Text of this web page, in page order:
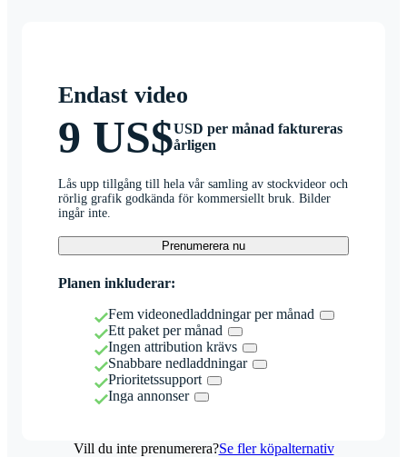
Endast video
9 US$USD per månad faktureras
årligen
Lås upp tillgång till hela vår samling av stockvideor och
rörlig grafik godkända för kommersiellt bruk. Bilder
ingår inte.
Prenumerera nu
Planen inkluderar:
Fem videonedladdningar per månad
Ett paket per månad
Ingen attribution krävs
Snabbare nedladdningar
Prioritetssupport
Inga annonser
Vill du inte prenumerera?Se fler köpalternativ